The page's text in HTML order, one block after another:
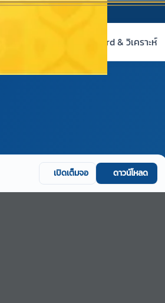
Dashboard & วิเคราะห์
เปิดเต็มจอ ดาวน์โหลด